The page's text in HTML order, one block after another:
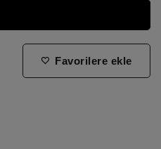
Favorilere ekle